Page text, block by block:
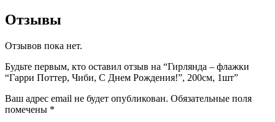
Отзывы
Отзывов пока нет.
Будьте первым, кто оставил отзыв на “Гирлянда – флажки
“Гарри Поттер, Чиби, С Днем Рождения!”, 200см, 1шт”
Ваш адрес email не будет опубликован. Обязательные поля
помечены *